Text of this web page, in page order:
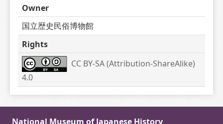
Owner
国立歴史民俗博物館
Rights
CC BY-SA (Attribution-ShareAlike)
4.0
National Museum of Japanese History